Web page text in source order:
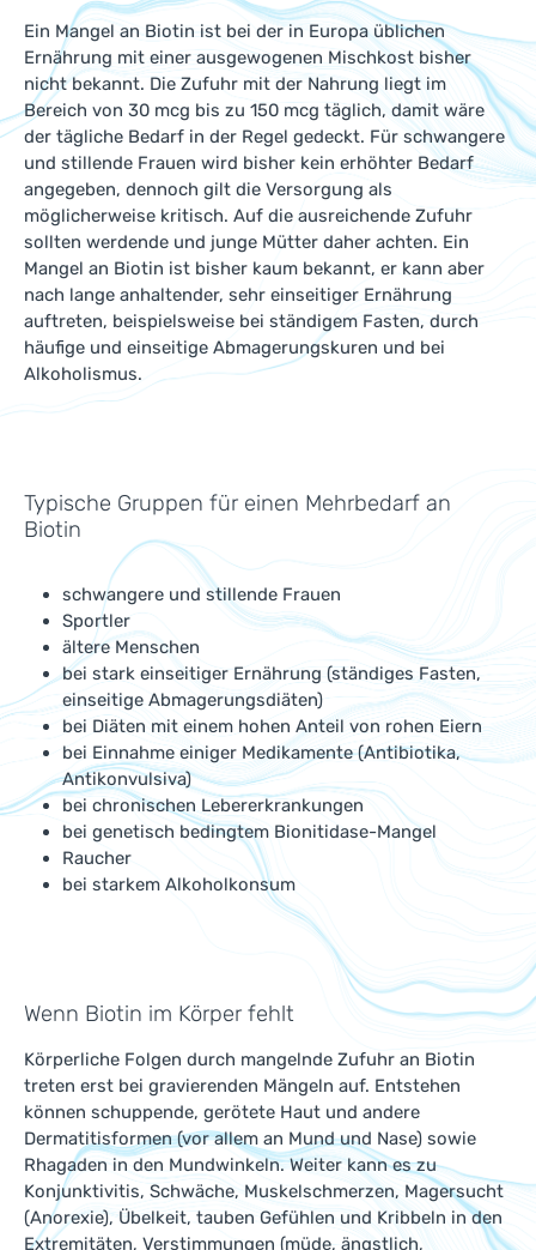
Ein Mangel an Biotin ist bei der in Europa üblichen
Ernährung mit einer ausgewogenen Mischkost bisher
nicht bekannt. Die Zufuhr mit der Nahrung liegt im
Bereich von 30 mcg bis zu 150 mcg täglich, damit wäre
der tägliche Bedarf in der Regel gedeckt. Für schwangere
und stillende Frauen wird bisher kein erhöhter Bedarf
angegeben, dennoch gilt die Versorgung als
möglicherweise kritisch. Auf die ausreichende Zufuhr
sollten werdende und junge Mütter daher achten. Ein
Mangel an Biotin ist bisher kaum bekannt, er kann aber
nach lange anhaltender, sehr einseitiger Ernährung
auftreten, beispielsweise bei ständigem Fasten, durch
häufige und einseitige Abmagerungskuren und bei
Alkoholismus.
Typische Gruppen für einen Mehrbedarf an
Biotin
schwangere und stillende Frauen
Sportler
ältere Menschen
bei stark einseitiger Ernährung (ständiges Fasten,
einseitige Abmagerungsdiäten)
bei Diäten mit einem hohen Anteil von rohen Eiern
bei Einnahme einiger Medikamente (Antibiotika,
Antikonvulsiva)
bei chronischen Lebererkrankungen
bei genetisch bedingtem Bionitidase-Mangel
Raucher
bei starkem Alkoholkonsum
Wenn Biotin im Körper fehlt
Körperliche Folgen durch mangelnde Zufuhr an Biotin
treten erst bei gravierenden Mängeln auf. Entstehen
können schuppende, gerötete Haut und andere
Dermatitisformen (vor allem an Mund und Nase) sowie
Rhagaden in den Mundwinkeln. Weiter kann es zu
Konjunktivitis, Schwäche, Muskelschmerzen, Magersucht
(Anorexie), Übelkeit, tauben Gefühlen und Kribbeln in den
Extremitäten, Verstimmungen (müde, ängstlich,